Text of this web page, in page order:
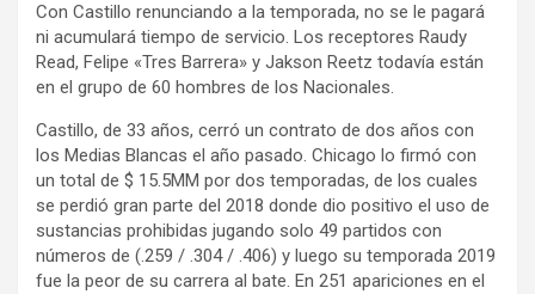
Con Castillo renunciando a la temporada, no se le pagará
ni acumulará tiempo de servicio. Los receptores Raudy
Read, Felipe «Tres Barrera» y Jakson Reetz todavía están
en el grupo de 60 hombres de los Nacionales.
Castillo, de 33 años, cerró un contrato de dos años con
los Medias Blancas el año pasado. Chicago lo firmó con
un total de $ 15.5MM por dos temporadas, de los cuales
se perdió gran parte del 2018 donde dio positivo el uso de
sustancias prohibidas jugando solo 49 partidos con
números de (.259 / .304 / .406) y luego su temporada 2019
fue la peor de su carrera al bate. En 251 apariciones en el